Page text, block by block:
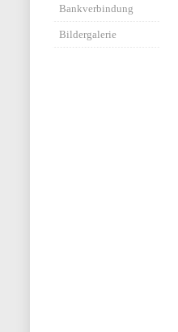
Bankverbindung
Bildergalerie